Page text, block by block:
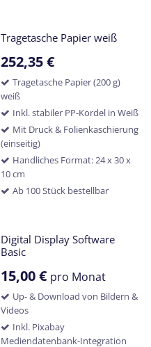
Tragetasche Papier weiß
252,35€
Tragetasche Papier (200 g)
weiß
Inkl. stabiler PP-Kordel in Weiß
Mit Druck & Folienkaschierung
(einseitig)
Handliches Format: 24 x 30 x
10 cm
Ab 100 Stück bestellbar
Digital Display Software
Basic
15,00€ pro Monat
Up- & Download von Bildern &
Videos
Inkl. Pixabay
Mediendatenbank-Integration